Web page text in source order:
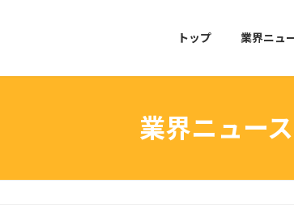
トップ 業界ニュ
業界ニュース